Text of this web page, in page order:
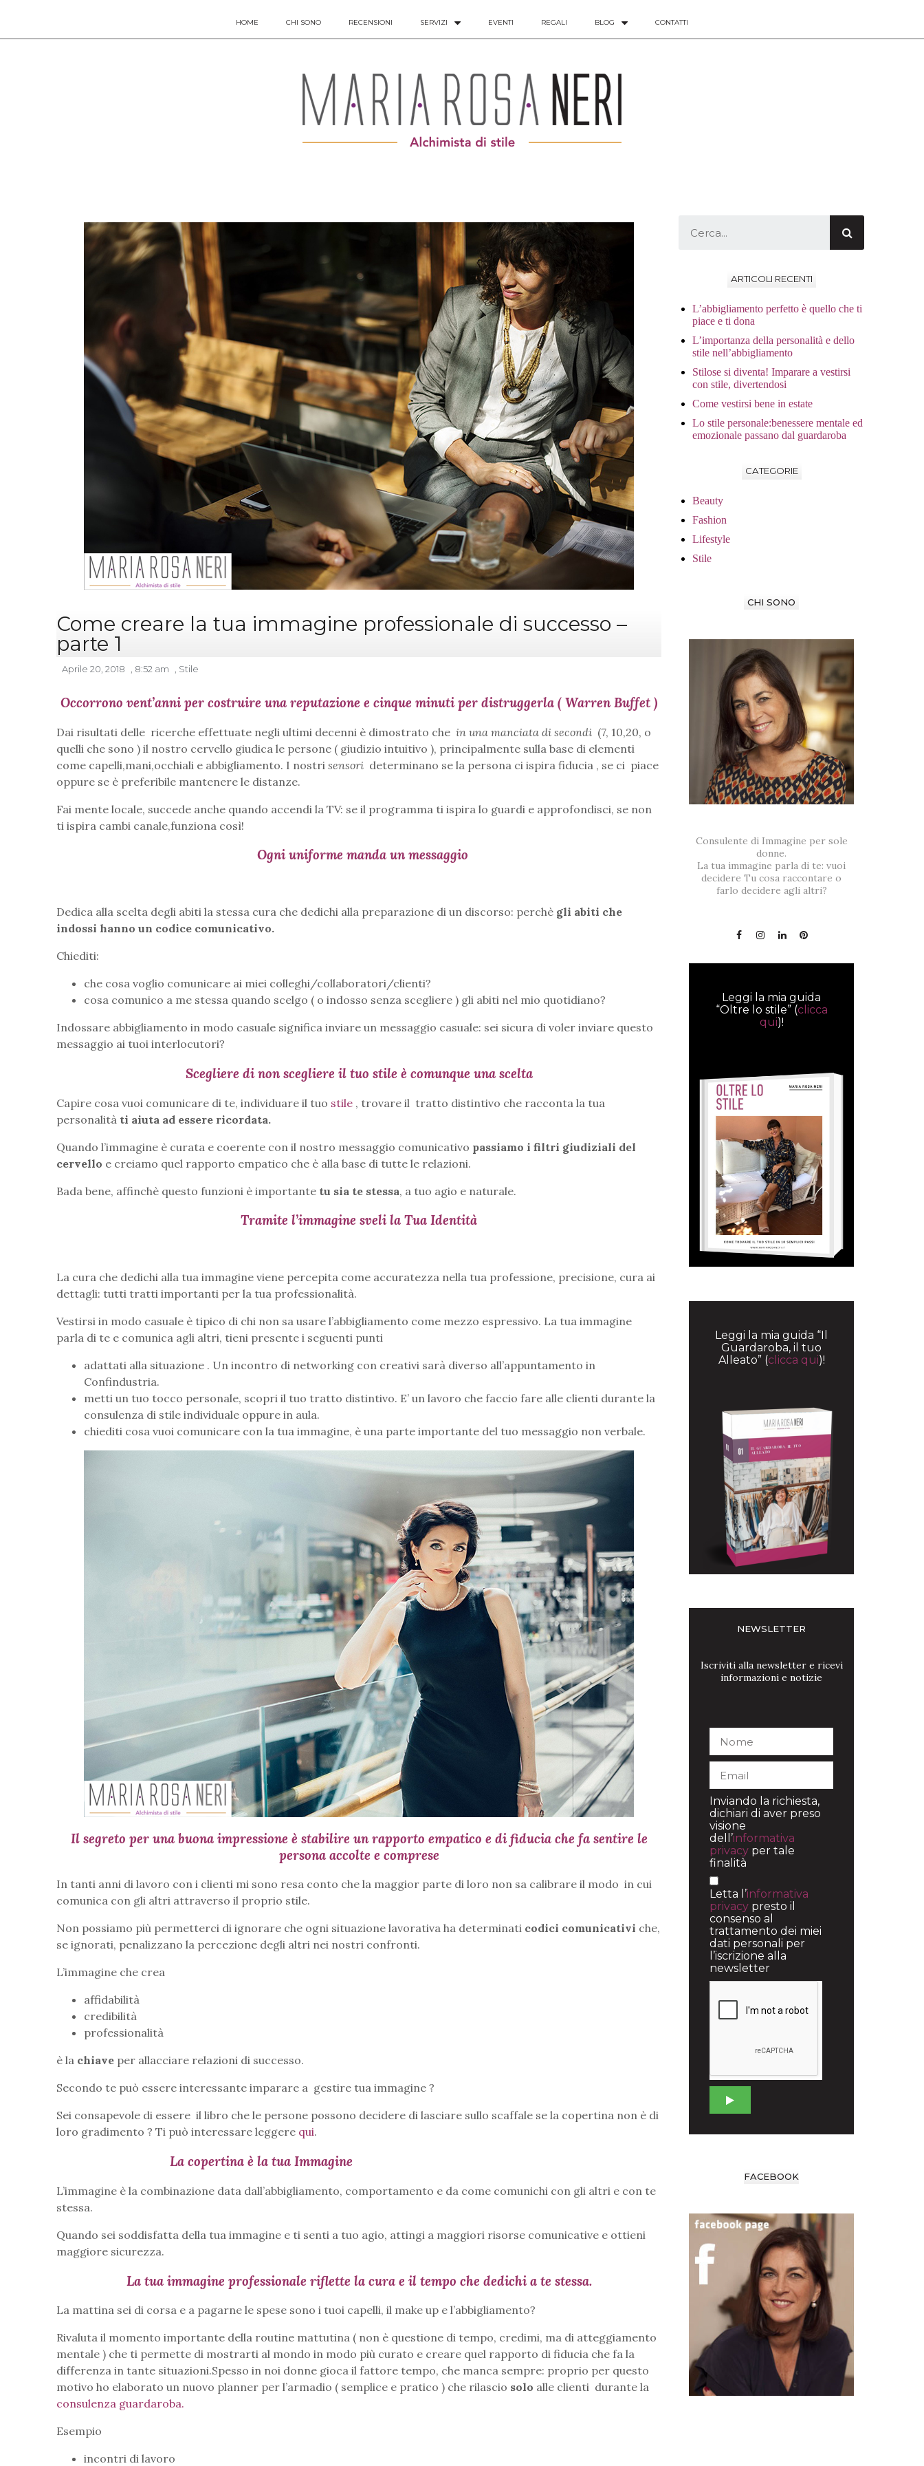
HOME CHI SONO RECENSIONI SERVIZI EVENTI REGALI BLOG CONTATTI
Come creare la tua immagine professionale di successo –
parte 1
Aprile 20, 2018 8:52 am Stile
Occorrono vent’anni per costruire una reputazione e cinque minuti per distruggerla ( Warren Buffet )
Dai risultati delle ricerche effettuate negli ultimi decenni è dimostrato che in una manciata di secondi (7, 10,20, o
quelli che sono ) il nostro cervello giudica le persone ( giudizio intuitivo ), principalmente sulla base di elementi
come capelli,mani,occhiali e abbigliamento. I nostri sensori determinano se la persona ci ispira fiducia , se ci piace
oppure se è preferibile mantenere le distanze.
Fai mente locale, succede anche quando accendi la TV: se il programma ti ispira lo guardi e approfondisci, se non
ti ispira cambi canale,funziona così!
Ogni uniforme manda un messaggio
Dedica alla scelta degli abiti la stessa cura che dedichi alla preparazione di un discorso: perchè gli abiti che
indossi hanno un codice comunicativo.
Chiediti:
che cosa voglio comunicare ai miei colleghi/collaboratori/clienti?
cosa comunico a me stessa quando scelgo ( o indosso senza scegliere ) gli abiti nel mio quotidiano?
Indossare abbigliamento in modo casuale significa inviare un messaggio casuale: sei sicura di voler inviare questo
messaggio ai tuoi interlocutori?
Scegliere di non scegliere il tuo stile è comunque una scelta
Capire cosa vuoi comunicare di te, individuare il tuo stile , trovare il tratto distintivo che racconta la tua
personalità ti aiuta ad essere ricordata.
Quando l’immagine è curata e coerente con il nostro messaggio comunicativo passiamo i filtri giudiziali del
cervello e creiamo quel rapporto empatico che è alla base di tutte le relazioni.
Bada bene, affinchè questo funzioni è importante tu sia te stessa, a tuo agio e naturale.
Tramite l’immagine sveli la Tua Identità
La cura che dedichi alla tua immagine viene percepita come accuratezza nella tua professione, precisione, cura ai
dettagli: tutti tratti importanti per la tua professionalità.
Vestirsi in modo casuale è tipico di chi non sa usare l’abbigliamento come mezzo espressivo. La tua immagine
parla di te e comunica agli altri, tieni presente i seguenti punti
adattati alla situazione . Un incontro di networking con creativi sarà diverso all’appuntamento in
Confindustria.
metti un tuo tocco personale, scopri il tuo tratto distintivo. E’ un lavoro che faccio fare alle clienti durante la
consulenza di stile individuale oppure in aula.
chiediti cosa vuoi comunicare con la tua immagine, è una parte importante del tuo messaggio non verbale.
Il segreto per una buona impressione è stabilire un rapporto empatico e di fiducia che fa sentire le
persona accolte e comprese
In tanti anni di lavoro con i clienti mi sono resa conto che la maggior parte di loro non sa calibrare il modo in cui
comunica con gli altri attraverso il proprio stile.
Non possiamo più permetterci di ignorare che ogni situazione lavorativa ha determinati codici comunicativi che,
se ignorati, penalizzano la percezione degli altri nei nostri confronti.
L’immagine che crea
affidabilità
credibilità
professionalità
è la chiave per allacciare relazioni di successo.
Secondo te può essere interessante imparare a gestire tua immagine ?
Sei consapevole di essere il libro che le persone possono decidere di lasciare sullo scaffale se la copertina non è di
loro gradimento ? Ti può interessare leggere qui.
La copertina è la tua Immagine
L’immagine è la combinazione data dall’abbigliamento, comportamento e da come comunichi con gli altri e con te
stessa.
Quando sei soddisfatta della tua immagine e ti senti a tuo agio, attingi a maggiori risorse comunicative e ottieni
maggiore sicurezza.
La tua immagine professionale riflette la cura e il tempo che dedichi a te stessa.
La mattina sei di corsa e a pagarne le spese sono i tuoi capelli, il make up e l’abbigliamento?
Rivaluta il momento importante della routine mattutina ( non è questione di tempo, credimi, ma di atteggiamento
mentale ) che ti permette di mostrarti al mondo in modo più curato e creare quel rapporto di fiducia che fa la
differenza in tante situazioni.Spesso in noi donne gioca il fattore tempo, che manca sempre: proprio per questo
motivo ho elaborato un nuovo planner per l’armadio ( semplice e pratico ) che rilascio solo alle clienti durante la
consulenza guardaroba.
Esempio
incontri di lavoro
ARTICOLI RECENTI
L’abbigliamento perfetto è quello che ti
piace e ti dona
L’importanza della personalità e dello
stile nell’abbigliamento
Stilose si diventa! Imparare a vestirsi
con stile, divertendosi
Come vestirsi bene in estate
Lo stile personale:benessere mentale ed
emozionale passano dal guardaroba
CATEGORIE
Beauty
Fashion
Lifestyle
Stile
CHI SONO
Consulente di Immagine per sole
donne.
La tua immagine parla di te: vuoi
decidere Tu cosa raccontare o
farlo decidere agli altri?
Leggi la mia guida
“Oltre lo stile” (clicca
qui)!
Leggi la mia guida “Il
Guardaroba, il tuo
Alleato” (clicca qui)!
NEWSLETTER
Iscriviti alla newsletter e ricevi
informazioni e notizie
Inviando la richiesta,
dichiari di aver preso
visione
dell’informativa
privacy per tale
finalità
Letta l’informativa
privacy presto il
consenso al
trattamento dei miei
dati personali per
l’iscrizione alla
newsletter
FACEBOOK